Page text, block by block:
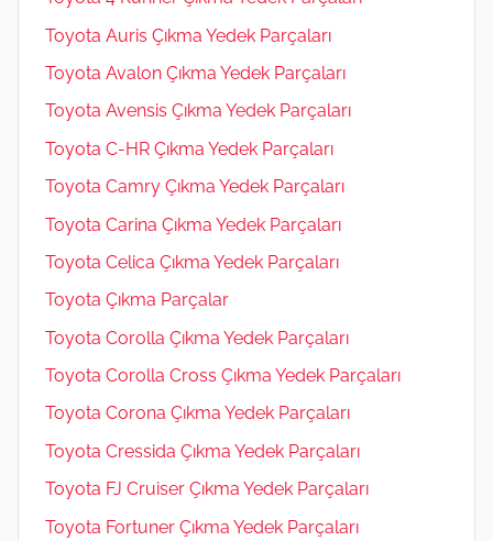
Toyota Auris Çıkma Yedek Parçaları
Toyota Avalon Çıkma Yedek Parçaları
Toyota Avensis Çıkma Yedek Parçaları
Toyota C-HR Çıkma Yedek Parçaları
Toyota Camry Çıkma Yedek Parçaları
Toyota Carina Çıkma Yedek Parçaları
Toyota Celica Çıkma Yedek Parçaları
Toyota Çıkma Parçalar
Toyota Corolla Çıkma Yedek Parçaları
Toyota Corolla Cross Çıkma Yedek Parçaları
Toyota Corona Çıkma Yedek Parçaları
Toyota Cressida Çıkma Yedek Parçaları
Toyota FJ Cruiser Çıkma Yedek Parçaları
Toyota Fortuner Çıkma Yedek Parçaları